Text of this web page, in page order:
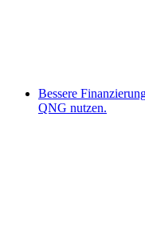
Bessere
QNG nutzen.